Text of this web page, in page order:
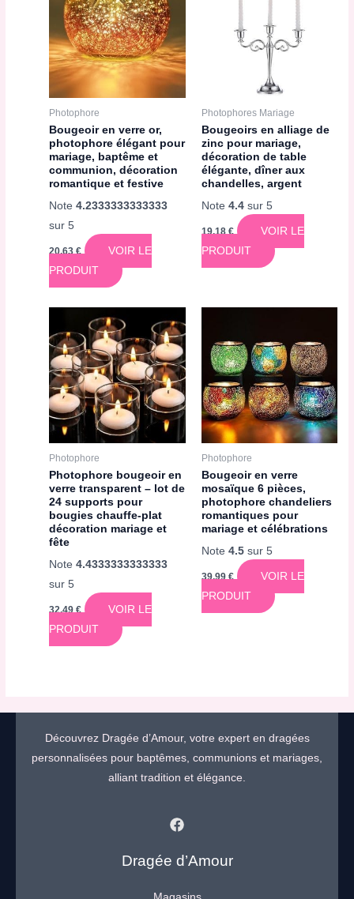
Photophore
Bougeoir en verre or,
photophore élégant pour
mariage, baptême et
communion, décoration
romantique et festive
Note4.2333333333333
sur 5
20,63€
VOIR LE
PRODUIT
Photophores Mariage
Bougeoirs en alliage de
zinc pour mariage,
décoration de table
élégante, dîner aux
chandelles, argent
Note 4.4sur 5
19,18 €
VOIR LE
PRODUIT
Photophore
Photophore bougeoir en
verre transparent – lot de
24 supports pour
bougies chauffe-plat
décoration mariage et
fête
Note4.4333333333333
sur 5
32,49€
VOIR LE
PRODUIT
Photophore
Bougeoir en verre
mosaïque 6 pièces,
photophore chandeliers
romantiques pour
mariage et célébrations
Note 4.5sur 5
39,99 €
VOIR LE
PRODUIT
Découvrez Dragée d’Amour, votre expert en dragées
personnalisées pour baptêmes, communions et mariages,
alliant tradition et élégance.
Dragée d’Amour